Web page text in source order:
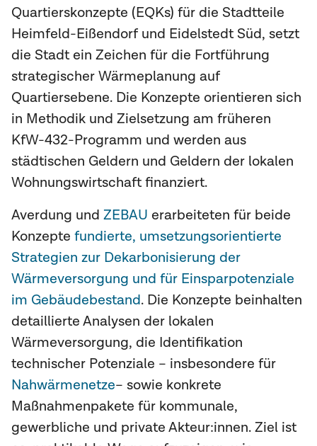
Quartierskonzepte (EQKs) für die Stadtteile
Heimfeld-Eißendorf und Eidelstedt Süd, setzt
die Stadt ein Zeichen für die Fortführung
strategischer Wärmeplanung auf
Quartiersebene. Die Konzepte orientieren sich
in Methodik und Zielsetzung am früheren
KfW-432-Programm und werden aus
städtischen Geldern und Geldern der lokalen
Wohnungswirtschaft finanziert.
Averdung und ZEBAU erarbeiteten für beide
Konzepte fundierte, umsetzungsorientierte
Strategien zur Dekarbonisierung der
Wärmeversorgung und für Einsparpotenziale
im Gebäudebestand. Die Konzepte beinhalten
detaillierte Analysen der lokalen
Wärmeversorgung, die Identifikation
technischer Potenziale – insbesondere für
Nahwärmenetze– sowie konkrete
Maßnahmenpakete für kommunale,
gewerbliche und private Akteur:innen. Ziel ist